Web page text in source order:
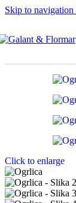
Skip to navigation
Click to enlarge